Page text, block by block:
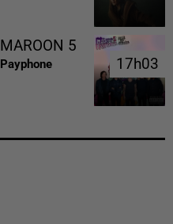
MAROON 5
Payphone 17h03
17h03